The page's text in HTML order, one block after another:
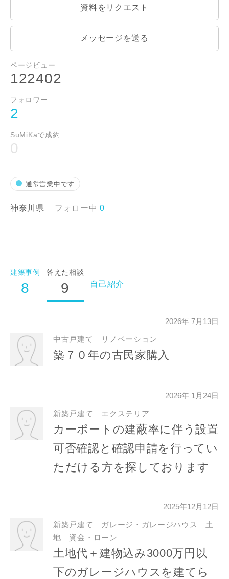
資料をリクエスト
メッセージを送る
ページビュー
122402
フォロワー
2
SuMiKaで成約
0
通常営業中です
神奈川県 フォロー中 0
建築事例
8
答えた相談
9 自己紹介
中古戸建て リノベーション
2026年 7月13日
築７０年の古民家購入
新築戸建て エクステリア
2026年 1月24日
カーポートの建蔽率に伴う設置
可否確認と確認申請を行ってい
ただける方を探しております
新築戸建て ガレージ・ガレージハウス 土
地 資金・ローン
2025年12月12日
土地代＋建物込み3000万円以
下のガレージハウスを建てら
お名前
郵便番号
都道府県
番地、建物名
建築予定地
希望の予算
完成希望時期
専門家の都合により、資料の送付が遅くなったり、送付
できない場合があります。あらかじめご了承ください。
閉じる
閉じる